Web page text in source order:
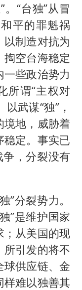
“台独”从冒
平的罪魁祸
制造对抗为
空台海稳定
些政治势力
所谓“主权对
武谋“独”，
地，威胁着
稳定。事实已
争，分裂没有
”分裂势力。
”是维护国家
；从美国的现
所引发的将不
供应链、金
难以独善其